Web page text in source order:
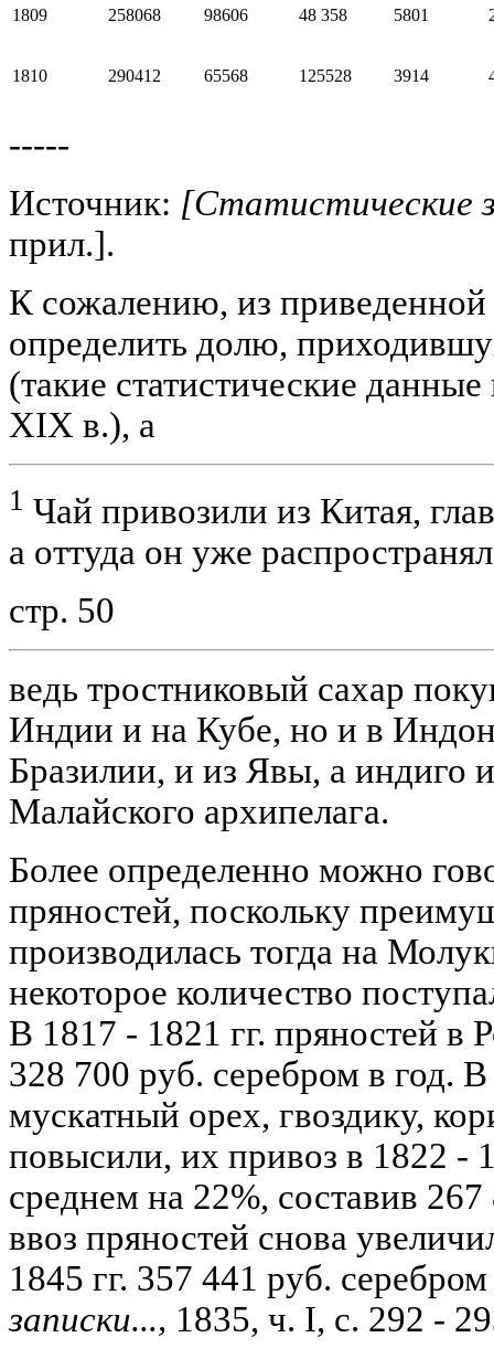
1809 258068 98606 48 358 5801
1810 290412 65568 125528 3914
-----
Источник: [Статистические
прил.].
К сожалению, из приведенной
определить долю,
(такие статистические
XIX в.), а
1 Чай привозили из Китая,
а оттуда он уже
стр. 50
ведь тростниковый сахар
Индии и на Кубе, но и в
Бразилии, и из Явы, а индиго
Малайского архипелага.
Более определенно можно
пряностей, поскольку
производилась тогда на
некоторое количество
В 1817 - 1821 гг. пряностей в
328 700 руб. серебром в год.
мускатный орех, гвоздику,
повысили, их привоз в 1822 -
среднем на 22%, составив
ввоз пряностей снова
1845 гг. 357 441 руб.
записки..., 1835, ч. I, с. 292 -